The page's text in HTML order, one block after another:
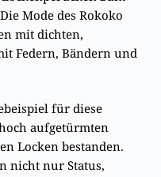
Mode des Rokoko
mit dichten,
Federn, Bändern und
für diese
aufgetürmten
Locken bestanden.
nicht nur Status,